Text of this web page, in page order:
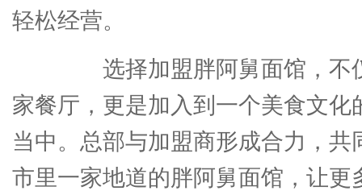
轻松经营。
选择加盟胖阿舅面馆，不
家餐厅，更是加入到一个美食文化
当中。总部与加盟商形成合力，共
市里一家地道的胖阿舅面馆，让更